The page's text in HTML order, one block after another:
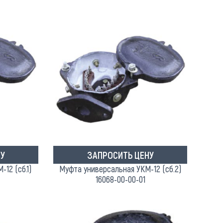
(сб.1)
ЗАПРОСИТЬ ЦЕНУ
Муфта универсальная УКМ-12 (сб.2)
16068-00-00-01